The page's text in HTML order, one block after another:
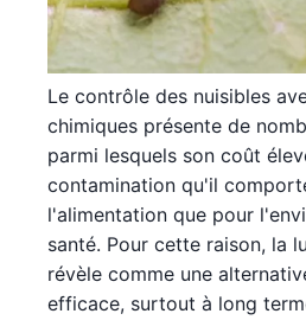
Le contrôle des nuisibles
chimiques présente de
parmi lesquels son coût
contamination qu'il
l'alimentation que pour
santé. Pour cette raison, la
révèle comme une
efficace, surtout à long